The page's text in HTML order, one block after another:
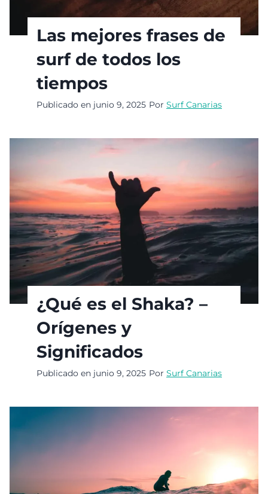
Las mejores frases de
surf de todos los
tiempos
Publicado en junio 9, 2025 Por Surf Canarias
¿Qué es el Shaka? –
Orígenes y
Significados
Publicado en junio 9, 2025 Por Surf Canarias